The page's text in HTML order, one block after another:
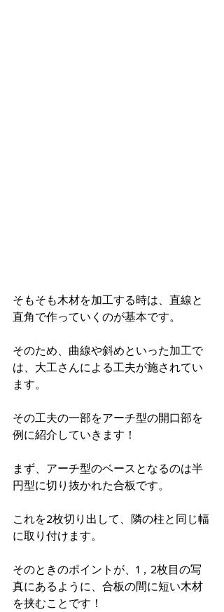
そもそも木材を加工する時は、直線と
直角で作っていくのが基本です。
そのため、曲線や斜めといった加工で
は、大工さんによる工夫が施されてい
ます。
その工夫の一部をアーチ型の開口部を
例に紹介していきます！
まず、アーチ型のベースとなるのは半
円型に切り抜かれた合板です。
これを2枚切り出して、隣の柱と同じ幅
に取り付けます。
そのときのポイントが、1，2枚目の写
真にあるように、合板の間に短い木材
を挟むことです！